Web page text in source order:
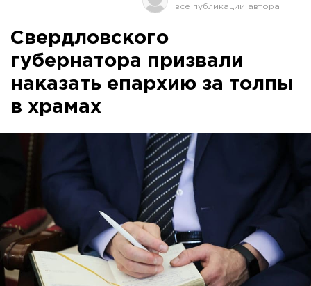
Свердловского
губернатора призвали
наказать епархию за толпы
в храмах